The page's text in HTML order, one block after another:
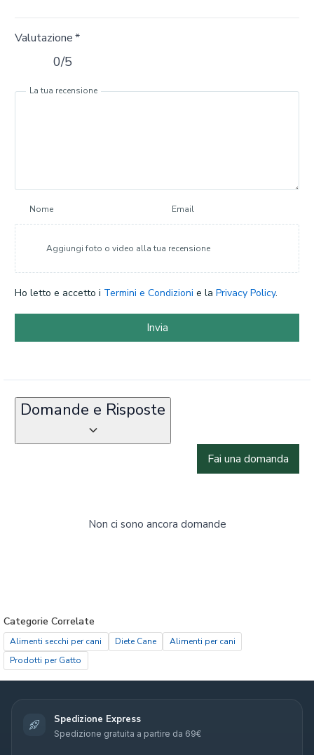
Valutazione*
0/5
La tua recensione
Nome Email
Aggiungi foto o video alla tua recensione
Ho letto e accetto i Termini e Condizioni e la Privacy Policy.
Invia
Domande e Risposte
Fai una domanda
Non ci sono ancora domande
Categorie Correlate
Alimenti secchi per cani Diete Cane
Alimenti per cani
Prodotti per Gatto
Spedizione Express
Spedizione gratuita a partire da 69€